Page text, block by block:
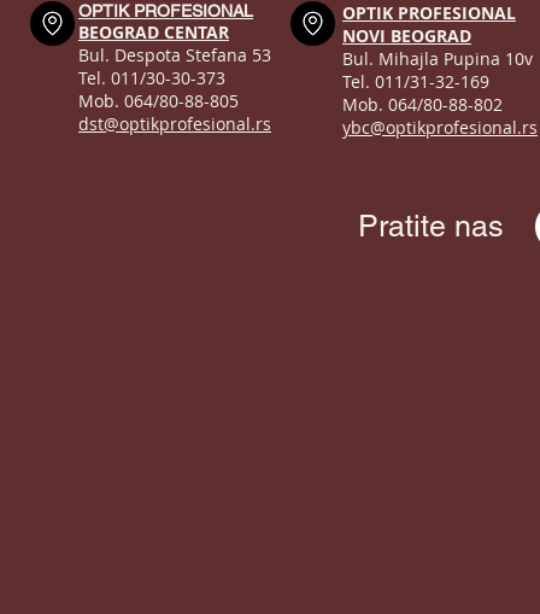
OPTIK PROFESIONAL
BEOGRAD CENTAR
Bul. Despota Stefana 53
Tel. 011/30-30-373
Mob. 064/80-88-805
dst@optikprofesional.rs
OPTIK PROFESIONAL
NOVI BEOGRAD
Bul. Mihajla Pupina 10v
Tel. 011/31-32-169
Mob. 064/80-88-802
ybc@optikprofesional.rs
Pratite nas